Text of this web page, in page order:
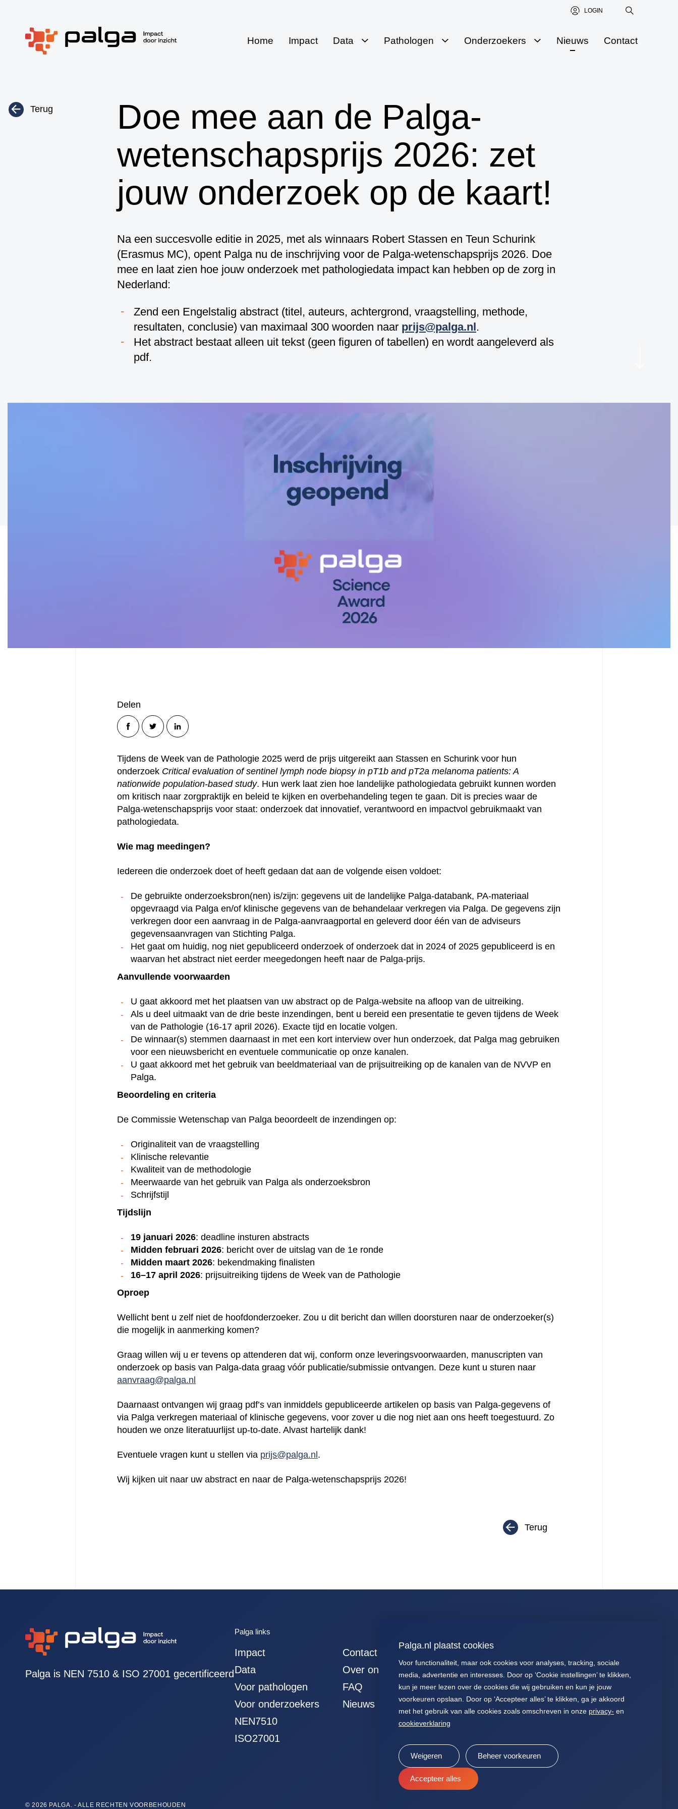
Palga.nl plaatst cookies
Voor functionaliteit, maar ook cookies voor analyses, tracking, sociale
media, advertentie en interesses. Door op ‘Cookie instellingen’ te klikken,
kun je meer lezen over de cookies die wij gebruiken en kun je jouw
voorkeuren opslaan. Door op ‘Accepteer alles’ te klikken, ga je akkoord
met het gebruik van alle cookies zoals omschreven in onze privacy- en
cookieverklaring
Beheer voorkeuren
Weigeren
Accepteer alles
LOGIN
Home Impact Data Pathologen
Protocollen
SNOMED CT
Thesaurus
Moleculaire
Koppelingen
Coderen
Onderzoekers
Science Award
Nieuws Contact
Hoe kunnen we je helpen?
Zoeken
Terug
Doe mee aan de Palga-
wetenschapsprijs 2026: zet
jouw onderzoek op de kaart!
Na een succesvolle editie in 2025, met als winnaars Robert Stassen en Teun Schurink
(Erasmus MC), opent Palga nu de inschrijving voor de Palga-wetenschapsprijs 2026. Doe
mee en laat zien hoe jouw onderzoek met pathologiedata impact kan hebben op de zorg in
Nederland:
Zend een Engelstalig abstract (titel, auteurs, achtergrond, vraagstelling, methode,
resultaten, conclusie) van maximaal 300 woorden naar prijs@palga.nl.
Het abstract bestaat alleen uit tekst (geen figuren of tabellen) en wordt aangeleverd als
pdf.
Delen
Tijdens de Week van de Pathologie 2025 werd de prijs uitgereikt aan Stassen en Schurink voor hun
onderzoek Critical evaluation of sentinel lymph node biopsy in pT1b and pT2a melanoma patients: A
nationwide population-based study. Hun werk laat zien hoe landelijke pathologiedata gebruikt kunnen worden
om kritisch naar zorgpraktijk en beleid te kijken en overbehandeling tegen te gaan. Dit is precies waar de
Palga-wetenschapsprijs voor staat: onderzoek dat innovatief, verantwoord en impactvol gebruikmaakt van
pathologiedata.
Wie mag meedingen?
Iedereen die onderzoek doet of heeft gedaan dat aan de volgende eisen voldoet:
De gebruikte onderzoeksbron(nen) is/zĳn: gegevens uit de landelijke Palga-databank, PA-materiaal
opgevraagd via Palga en/of klinische gegevens van de behandelaar verkregen via Palga. De gegevens zijn
verkregen door een aanvraag in de Palga-aanvraagportal en geleverd door één van de adviseurs
gegevensaanvragen van Stichting Palga.
Het gaat om huidig, nog niet gepubliceerd onderzoek of onderzoek dat in 2024 of 2025 gepubliceerd is en
waarvan het abstract niet eerder meegedongen heeft naar de Palga-prijs.
Aanvullende voorwaarden
U gaat akkoord met het plaatsen van uw abstract op de Palga-website na afloop van de uitreiking.
Als u deel uitmaakt van de drie beste inzendingen, bent u bereid een presentatie te geven tijdens de Week
van de Pathologie (16-17 april 2026). Exacte tijd en locatie volgen.
De winnaar(s) stemmen daarnaast in met een kort interview over hun onderzoek, dat Palga mag gebruiken
voor een nieuwsbericht en eventuele communicatie op onze kanalen.
U gaat akkoord met het gebruik van beeldmateriaal van de prijsuitreiking op de kanalen van de NVVP en
Palga.
Beoordeling en criteria
De Commissie Wetenschap van Palga beoordeelt de inzendingen op:
Originaliteit van de vraagstelling
Klinische relevantie
Kwaliteit van de methodologie
Meerwaarde van het gebruik van Palga als onderzoeksbron
Schrijfstijl
Tijdslijn
19 januari 2026: deadline insturen abstracts
Midden februari 2026: bericht over de uitslag van de 1e ronde
Midden maart 2026: bekendmaking finalisten
16–17 april 2026: prijsuitreiking tijdens de Week van de Pathologie
Oproep
Wellicht bent u zelf niet de hoofdonderzoeker. Zou u dit bericht dan willen doorsturen naar de onderzoeker(s)
die mogelijk in aanmerking komen?
Graag willen wij u er tevens op attenderen dat wij, conform onze leveringsvoorwaarden, manuscripten van
onderzoek op basis van Palga-data graag vóór publicatie/submissie ontvangen. Deze kunt u sturen naar
aanvraag@palga.nl
Daarnaast ontvangen wij graag pdf’s van inmiddels gepubliceerde artikelen op basis van Palga-gegevens of
via Palga verkregen materiaal of klinische gegevens, voor zover u die nog niet aan ons heeft toegestuurd. Zo
houden we onze literatuurlijst up-to-date. Alvast hartelijk dank!
Eventuele vragen kunt u stellen via prijs@palga.nl.
Wij kijken uit naar uw abstract en naar de Palga-wetenschapsprijs 2026!
Terug
Palga is NEN 7510 & ISO 27001 gecertificeerd
Palga links
Impact
Data
Voor pathologen
Voor onderzoekers
NEN7510
ISO27001
Contact
Over ons
FAQ
Nieuws
Presentaties
Voor patiënten
Jaarverslagen
Statuten Palga
stichting@palga.nl
KVK nr. 41197618
© 2026 PALGA. - ALLE RECHTEN VOORBEHOUDEN